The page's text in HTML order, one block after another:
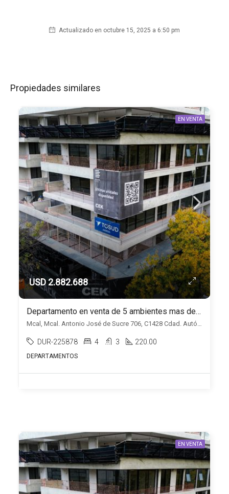
Actualizado en octubre 15, 2025 a 6:50 pm
Propiedades similares
EN VENTA
USD 2.882.688
Departamento en venta de 5 ambientes mas dependencia en Belgrano
Mcal, Mcal. Antonio José de Sucre 706, C1428 Cdad. Autónoma de Buenos Aires Duplicado, Belgrano, Capital Federal
DUR-225878 4 3 220.00
DEPARTAMENTOS
EN VENTA